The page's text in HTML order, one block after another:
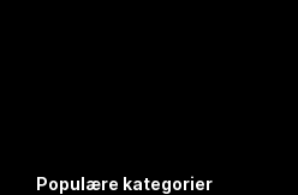
Populære kategorier